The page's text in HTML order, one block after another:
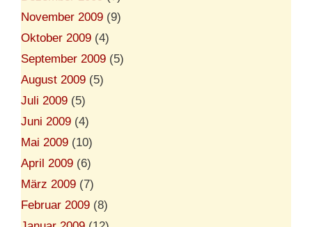
November 2009 (9)
Oktober 2009 (4)
September 2009 (5)
August 2009 (5)
Juli 2009 (5)
Juni 2009 (4)
Mai 2009 (10)
April 2009 (6)
März 2009 (7)
Februar 2009 (8)